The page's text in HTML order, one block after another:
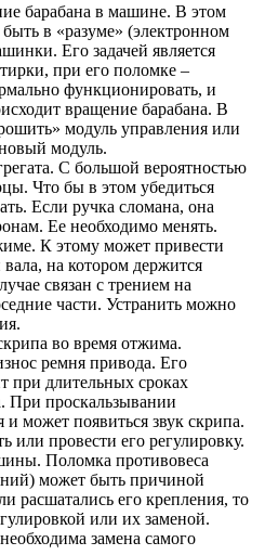
барабана в машине. В этом
в «разуме» (электронном
Его задачей является
при его поломке –
функционировать, и
вращение барабана. В
модуль управления или
модуль.
С большой вероятностью
Что бы в этом убедиться
Если ручка сломана, она
Ее необходимо менять.
К этому может привести
на котором держится
связан с трением на
части. Устранить можно
во время отжима.
ремня привода. Его
при длительных сроках
При проскальзывании
и может появиться звук скрипа.
или провести его регулировку.
Поломка противовеса
может быть причиной
расшатались его крепления, то
или их заменой.
замена самого